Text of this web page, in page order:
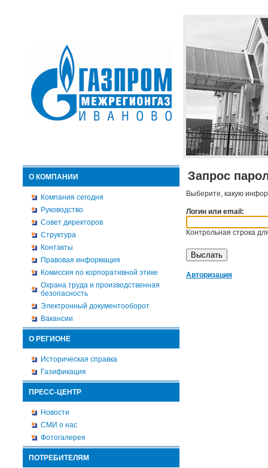
О КОМПАНИИ
Компания сегодня
Руководство
Совет директоров
Структура
Контакты
Правовая информация
Комиссия по корпоративной этике
Охрана труда и производственная
безопасность
Электронный документооборот
Вакансии
О РЕГИОНЕ
Историческая справка
Газификация
ПРЕСС-ЦЕНТР
Новости
СМИ о нас
Фотогалерея
ПОТРЕБИТЕЛЯМ
Запрос
Выберите, какую
Логин или email:
Контрольная строка
Авторизация